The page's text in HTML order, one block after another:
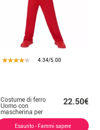
4.34/5.00
Costume di ferro
Uomo con
mascherina per
bambino
22.50€
Esaurito - Fammi sapere